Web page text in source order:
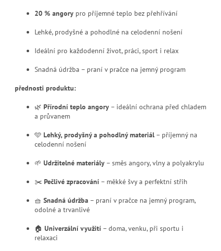
20 % angory pro příjemné teplo bez přehřívání
Lehké, prodyšné a pohodlné na celodenní nošení
Ideální pro každodenní život, práci, sport i relax
Snadná údržba – praní v pračce na jemný program
přednosti produktu:
🌿 Přírodní teplo angory – ideální ochrana před chladem
a průvanem
🩵 Lehký, prodyšný a pohodlný materiál – příjemný na
celodenní nošení
🌱 Udržitelné materiály – směs angory, vlny a polyakrylu
✂️ Pečlivé zpracování – měkké švy a perfektní střih
🧺 Snadná údržba – praní v pračce na jemný program,
odolné a trvanlivé
🏠 Univerzální využití – doma, venku, při sportu i
relaxaci